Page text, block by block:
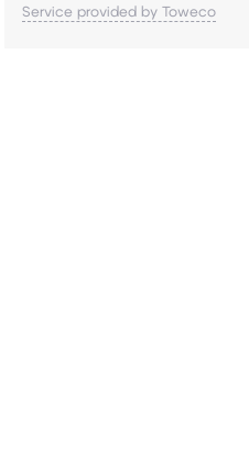
Service provided by Toweco